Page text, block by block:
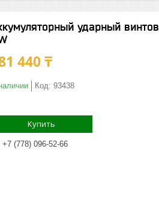
ударный
440 ₸
Код: 93438
Купить
+7 (778) 096-52-66